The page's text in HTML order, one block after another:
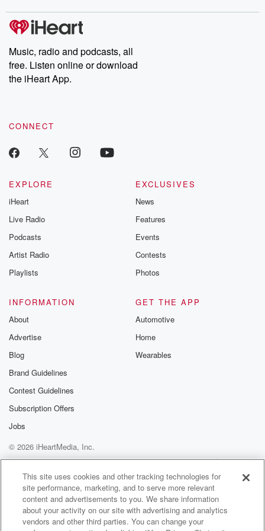
producers of the critically acclaimed Betrayal series, Betrayal
Weekly drops new episodes every Thursday. If you would like to
share your story, you can reach out to the Betrayal Team by
emailing them at betrayalpod@gmail.com and follow us on
Instagram at @betrayalpod and @glasspodcasts. Please join
our Substack for additional exclusive content, curated book
recommendations, and community discussions. Sign up FREE
Music, radio and podcasts, all
free. Listen online or download
the iHeart App.
CONNECT
EXPLORE
iHeart
Live Radio
Podcasts
Artist Radio
Playlists
EXCLUSIVES
News
Features
Events
Contests
Photos
INFORMATION
About
Advertise
Blog
Brand Guidelines
Contest Guidelines
Subscription Offers
Jobs
GET THE APP
Automotive
Home
Wearables
© 2026 iHeartMedia, Inc.
Help
Privacy Policy
Your Privacy Choices
Terms of Use
AdChoices
This site uses cookies and other tracking technologies for
site performance, marketing, and to serve more relevant
content and advertisements to you. We share information
about your activity on our site with advertising and analytics
vendors and other third parties. You can change your